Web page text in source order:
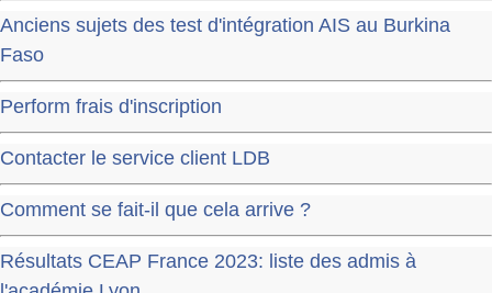
Anciens sujets des test d'intégration AIS au Burkina
Faso
Perform frais d'inscription
Contacter le service client LDB
Comment se fait-il que cela arrive ?
Résultats CEAP France 2023: liste des admis à